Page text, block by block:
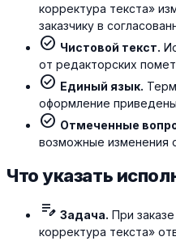
корректура текста»
заказчику в
check_circle Чистовой текст.
от редакторских
check_circle Единый язык.
оформление
check_circle Отмеченные
возможные изменения
Что указать
edit_note Задача. При
корректура текста»